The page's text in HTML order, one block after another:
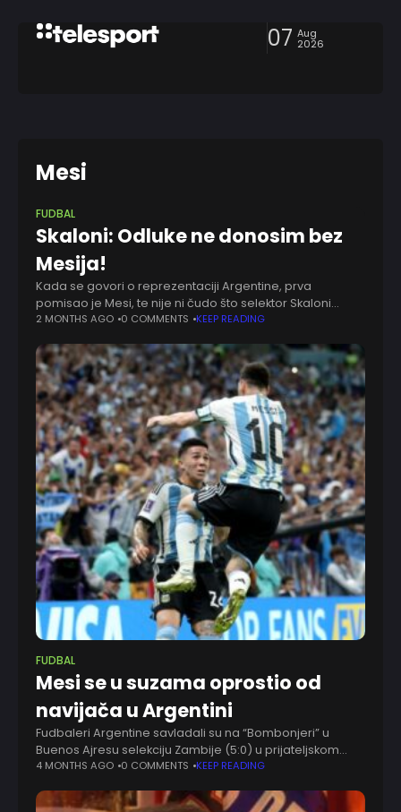
07 Aug
2026
Mesi
FUDBAL
Skaloni: Odluke ne donosim bez
Mesija!
Kada se govori o reprezentaciji Argentine, prva
pomisao je Mesi, te nije ni čudo što selektor Skaloni
Lionela konsultuje oko odluka na terenu, a i oko onih van
2 MONTHS AGO 0 COMMENTS KEEP READING
FUDBAL
Mesi se u suzama oprostio od
navijača u Argentini
Fudbaleri Argentine savladali su na “Bombonjeri” u
Buenos Ajresu selekciju Zambije (5:0) u prijateljskom
meču. Bio je to poslednji meč “gaučosa” pred domaćim
4 MONTHS AGO 0 COMMENTS KEEP READING